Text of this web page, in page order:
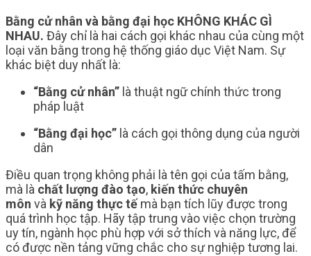
Bằng cử nhân và bằng đại học KHÔNG KHÁC GÌ
NHAU. Đây chỉ là hai cách gọi khác nhau của cùng một
loại văn bằng trong hệ thống giáo dục Việt Nam. Sự
khác biệt duy nhất là:
“Bằng cử nhân” là thuật ngữ chính thức trong
pháp luật
“Bằng đại học” là cách gọi thông dụng của người
dân
Điều quan trọng không phải là tên gọi của tấm bằng,
mà là chất lượng đào tạo, kiến thức chuyên
môn và kỹ năng thực tếmà bạn tích lũy được trong
quá trình học tập. Hãy tập trung vào việc chọn trường
uy tín, ngành học phù hợp với sở thích và năng lực, để
có được nền tảng vững chắc cho sự nghiệp tương lai.